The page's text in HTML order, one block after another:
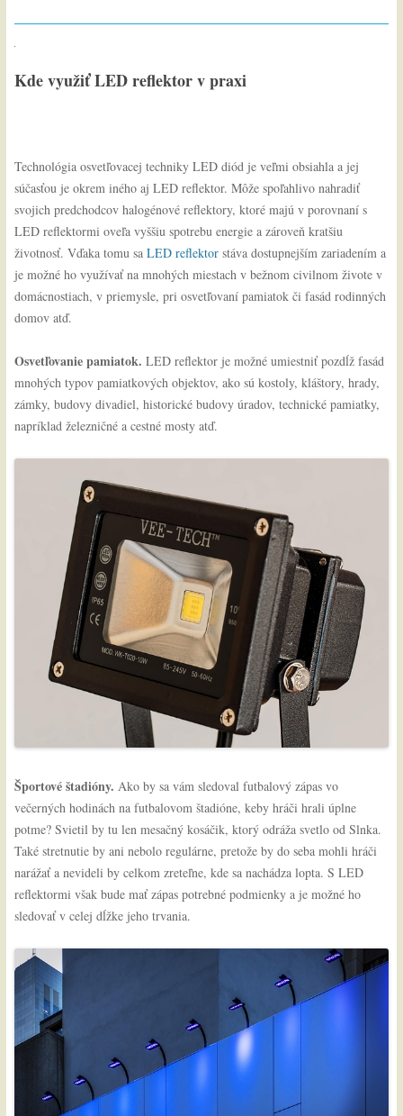
Kde využiť LED reflektor v praxi
Technológia osvetľovacej techniky LED diód je veľmi obsiahla a jej
súčasťou je okrem iného aj LED reflektor. Môže spoľahlivo nahradiť
svojich predchodcov halogénové reflektory, ktoré majú v porovnaní s
LED reflektormi oveľa vyššiu spotrebu energie a zároveň kratšiu
životnosť. Vďaka tomu sa LED reflektorstáva dostupnejším zariadením a
je možné ho využívať na mnohých miestach v bežnom civilnom živote v
domácnostiach, v priemysle, pri osvetľovaní pamiatok či fasád rodinných
domov atď.
Osvetľovanie pamiatok. LED reflektor je možné umiestniť pozdĺž fasád
mnohých typov pamiatkových objektov, ako sú kostoly, kláštory, hrady,
zámky, budovy divadiel, historické budovy úradov, technické pamiatky,
napríklad železničné a cestné mosty atď.
Športové štadióny. Ako by sa vám sledoval futbalový zápas vo
večerných hodinách na futbalovom štadióne, keby hráči hrali úplne
potme? Svietil by tu len mesačný kosáčik, ktorý odráža svetlo od Slnka.
Také stretnutie by ani nebolo regulárne, pretože by do seba mohli hráči
narážať a nevideli by celkom zreteľne, kde sa nachádza lopta. S LED
reflektormi však bude mať zápas potrebné podmienky a je možné ho
sledovať v celej dĺžke jeho trvania.